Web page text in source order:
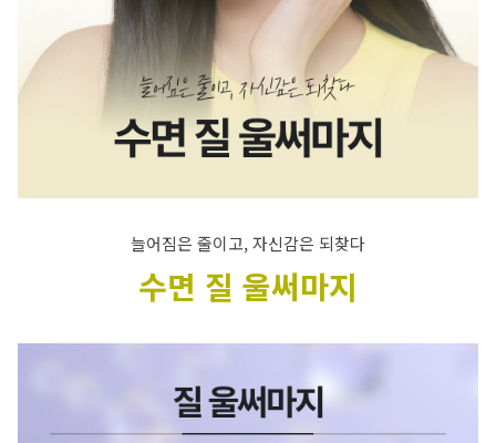
늘어짐은 줄이고, 자신감은 되찾다
수면 질 울써마지